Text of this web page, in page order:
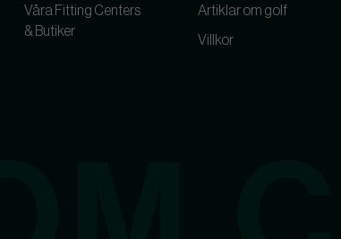
Våra Fitting Centers
& Butiker
Artiklar om golf
Villkor